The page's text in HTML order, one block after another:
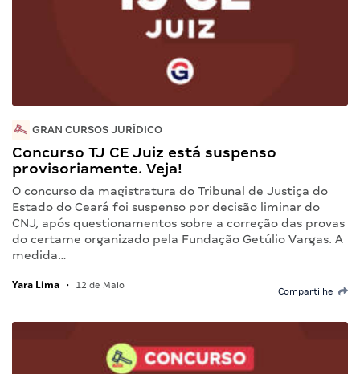
GRAN CURSOS JURÍDICO
Concurso TJ CE Juiz está suspenso
provisoriamente. Veja!
O concurso da magistratura do Tribunal de Justiça do
Estado do Ceará foi suspenso por decisão liminar do
CNJ, após questionamentos sobre a correção das provas
do certame organizado pela Fundação Getúlio Vargas. A
medida…
Yara Lima • 12 de Maio
Compartilhe